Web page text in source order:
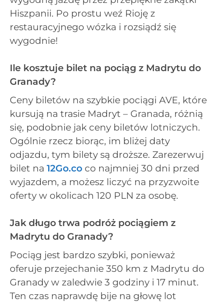
Hiszpanii. Po prostu weź Rioję z
restauracyjnego wózka i rozsiądź się
wygodnie!
Ile kosztuje bilet na pociąg z Madrytu do
Granady?
Ceny biletów na szybkie pociągi AVE, które
kursują na trasie Madryt – Granada, różnią
się, podobnie jak ceny biletów lotniczych.
Ogólnie rzecz biorąc, im bliżej daty
odjazdu, tym bilety są droższe. Zarezerwuj
bilet na 12Go.co co najmniej 30 dni przed
wyjazdem, a możesz liczyć na przyzwoite
oferty w okolicach 120 PLN za osobę.
Jak długo trwa podróż pociągiem z
Madrytu do Granady?
Pociąg jest bardzo szybki, ponieważ
oferuje przejechanie 350 km z Madrytu do
Granady w zaledwie 3 godziny i 17 minut.
Ten czas naprawdę bije na głowę lot